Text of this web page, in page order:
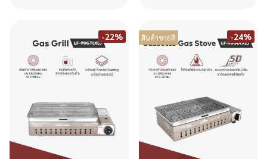
-22% สินค้าขายดี -24%